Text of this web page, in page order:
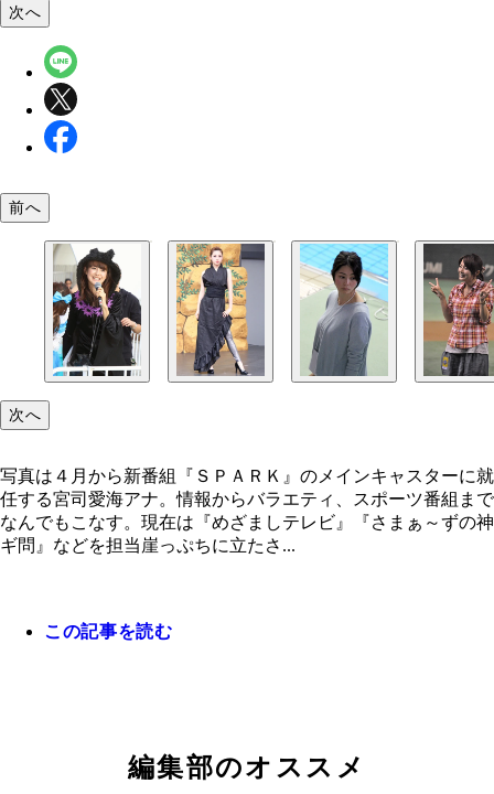
ーツ番組までなんでもこなす。現在は『めざまし
ビ』『さまぁ～ずの神ギ問』などを担当
次へ
前へ
次へ
写真は４月から新番組『ＳＰＡＲＫ』のメインキャスターに就
任する宮司愛海アナ。情報からバラエティ、スポーツ番組まで
なんでもこなす。現在は『めざましテレビ』『さまぁ～ずの神
ギ問』などを担当崖っぷちに立たさ...
この記事を読む
編集部のオススメ